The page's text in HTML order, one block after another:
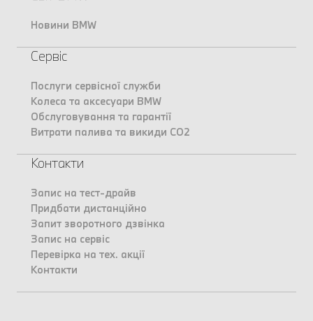
Новини BMW
Сервіс
Послуги сервісної служби
Колеса та аксесуари BMW
Обслуговування та гарантії
Витрати палива та викиди CO2
Контакти
Запис на тест-драйв
Придбати дистанційно
Запит зворотного дзвінка
Запис на сервіс
Перевірка на тех. акції
Контакти